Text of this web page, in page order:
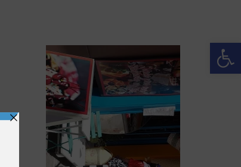
פתח סרגל נגישות